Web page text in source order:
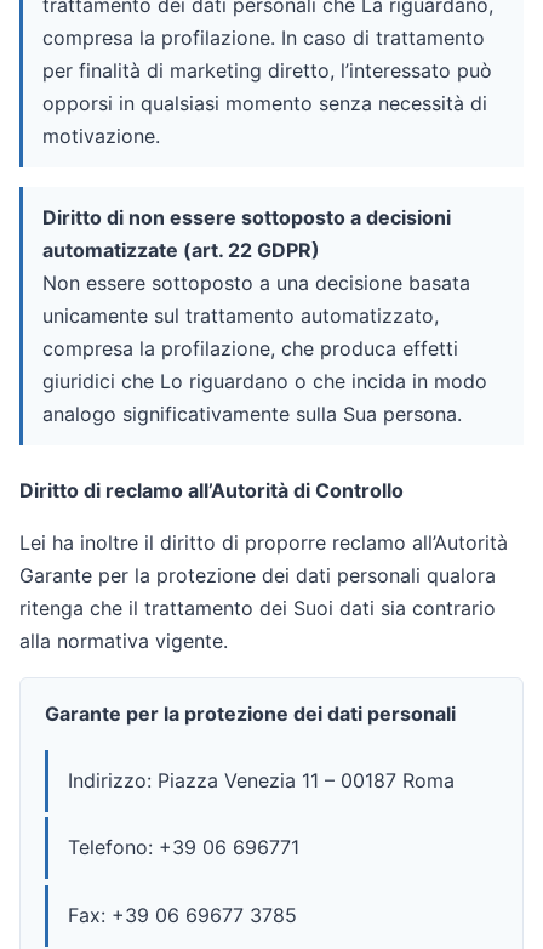
compresa la profilazione. In caso di trattamento
per finalità di marketing diretto, l’interessato può
opporsi in qualsiasi momento senza necessità di
motivazione.
Diritto di non essere sottoposto a decisioni
automatizzate (art. 22 GDPR)
Non essere sottoposto a una decisione basata
unicamente sul trattamento automatizzato,
compresa la profilazione, che produca effetti
giuridici che Lo riguardano o che incida in modo
analogo significativamente sulla Sua persona.
Diritto di reclamo all’Autorità di Controllo
Lei ha inoltre il diritto di proporre reclamo all’Autorità
Garante per la protezione dei dati personali qualora
ritenga che il trattamento dei Suoi dati sia contrario
alla normativa vigente.
Garante per la protezione dei dati personali
Indirizzo: Piazza Venezia 11 – 00187 Roma
Telefono: +39 06 696771
Fax: +39 06 69677 3785